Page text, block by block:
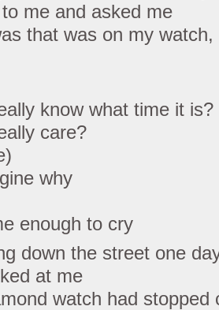
me and asked me
that was on my watch,
know what time it is?
care?
why
enough to cry
down the street one
at me
watch had stopped